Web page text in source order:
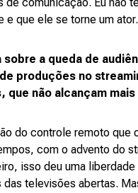
e que ele se torne um ator.
sobre a queda de
produções no
que não alcançam
do controle remoto que
com o advento do
isso deu uma
televisões abertas.